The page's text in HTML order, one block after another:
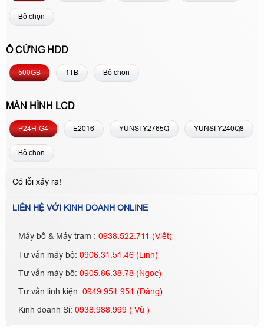
Bỏ chọn
Ổ CỨNG HDD
500GB 1TB Bỏ chọn
MÀN HÌNH LCD
P24H-G4 E2016 YUNSI Y2765Q YUNSI Y240Q8
Bỏ chọn
Có lỗi xảy ra!
LIÊN HỆ VỚI KINH DOANH ONLINE
Máy bộ & Máy trạm : 0938.522.711 (Việt)
Tư vấn máy bộ: 0906.31.51.46 (Linh)
Tư vấn máy bộ: 0905.86.38.78 (Ngọc)
Tư vấn linh kiện: 0949.951.951 (Đăng)
Kinh doanh Sỉ: 0938.988.999 ( Vũ )